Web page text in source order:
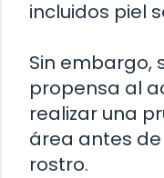
incluidos piel
Sin embargo,
propensa al
realizar una
área antes
rostro.